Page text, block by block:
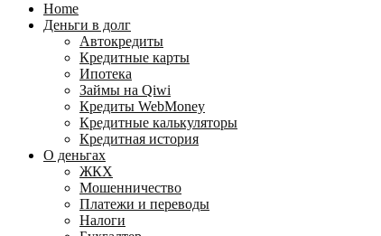
физических
лиц
Home
Деньги в долг
Автокредиты
Кредитные карты
Ипотека
Займы на Qiwi
Кредиты WebMoney
Кредитные калькуляторы
Кредитная история
О деньгах
ЖКХ
Мошенничество
Платежи и переводы
Налоги